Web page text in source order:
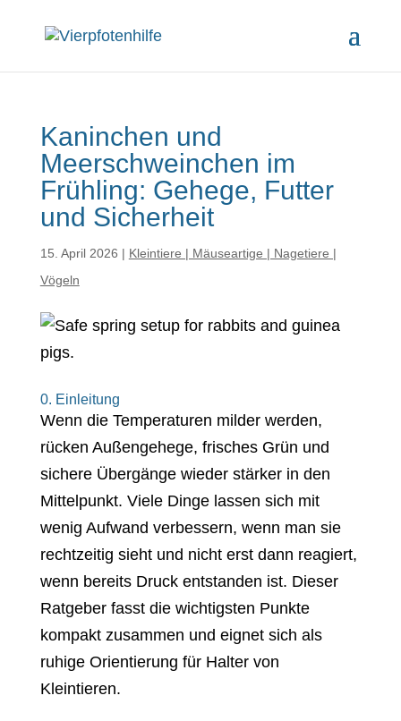
Kaninchen und
Meerschweinchen im
Frühling: Gehege, Futter
und Sicherheit
15. April 2026 | Kleintiere | Mäuseartige | Nagetiere |
Vögeln
0. Einleitung
Wenn die Temperaturen milder werden,
rücken Außengehege, frisches Grün und
sichere Übergänge wieder stärker in den
Mittelpunkt. Viele Dinge lassen sich mit
wenig Aufwand verbessern, wenn man sie
rechtzeitig sieht und nicht erst dann reagiert,
wenn bereits Druck entstanden ist. Dieser
Ratgeber fasst die wichtigsten Punkte
kompakt zusammen und eignet sich als
ruhige Orientierung für Halter von
Kleintieren.